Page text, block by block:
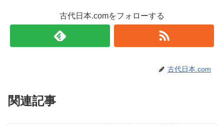
古代日本.comをフォローする
古代日本.com
関連記事